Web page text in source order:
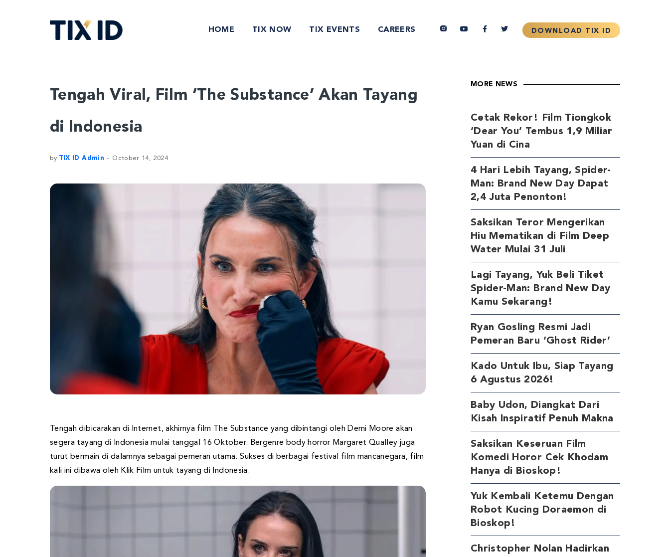
HOME TIX NOW TIX EVENTS CAREERS
Tengah Viral, Film ‘The Substance’ Akan Tayang
di Indonesia
by TIX ID Admin October 14, 2024
Tengah dibicarakan di Internet, akhirnya film The Substance yang dibintangi oleh Demi Moore akan
segera tayang di Indonesia mulai tanggal 16 Oktober. Bergenre body horror Margaret Qualley juga
turut bermain di dalamnya sebagai pemeran utama. Sukses di berbagai festival film mancanegara, film
kali ini dibawa oleh Klik Film untuk tayang di Indonesia.
MORE NEWS
Cetak Rekor! Film Tiongkok
‘Dear You’ Tembus 1,9 Miliar
Yuan di Cina
4 Hari Lebih Tayang, Spider-
Man: Brand New Day Dapat
2,4 Juta Penonton!
Saksikan Teror Mengerikan
Hiu Mematikan di Film Deep
Water Mulai 31 Juli
Lagi Tayang, Yuk Beli Tiket
Spider-Man: Brand New Day
Kamu Sekarang!
Ryan Gosling Resmi Jadi
Pemeran Baru ‘Ghost Rider’
Kado Untuk Ibu, Siap Tayang
6 Agustus 2026!
Baby Udon, Diangkat Dari
Kisah Inspiratif Penuh Makna
Saksikan Keseruan Film
Komedi Horor Cek Khodam
Hanya di Bioskop!
Yuk Kembali Ketemu Dengan
Robot Kucing Doraemon di
Bioskop!
Christopher Nolan Hadirkan